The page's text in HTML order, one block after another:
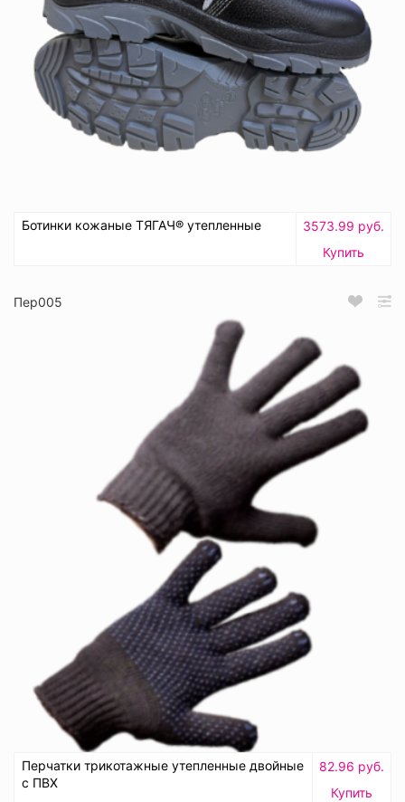
Ботинки кожаные ТЯГАЧ® утепленные
3573.99 руб.
Купить
Пер005
Перчатки трикотажные утепленные двойные
с ПВХ
82.96 руб.
Купить